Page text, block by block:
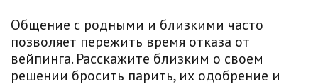
Общение с родными и близкими часто
позволяет пережить время отказа от
вейпинга. Расскажите близким о своем
решении бросить парить, их одобрение и